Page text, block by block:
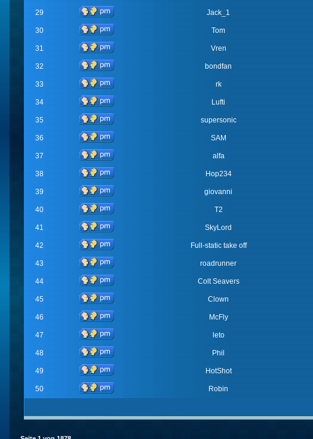
29 Jack_1
30 Tom
31 Vren
32 bondfan
33 rk
34 Lufti
35 supersonic
36 SAM
37 alfa
38 Hop234
39 giovanni
40 T2
41 SkyLord
42 Full-static take off
43 roadrunner
44 Colt Seavers
45 Clown
46 McFly
47 leto
48 Phil
49 HotShot
50 Robin